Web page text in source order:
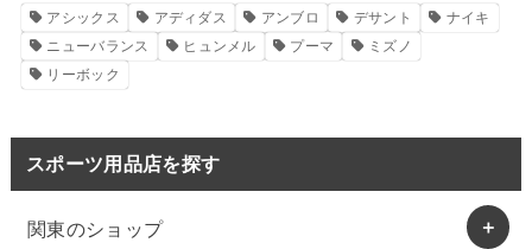
アシックス アディダス アンブロ デサント
ナイキ
ニューバランス
ヒュンメル プーマ
ミズノ
リーボック
スポーツ用品店を探す
関東のショップ